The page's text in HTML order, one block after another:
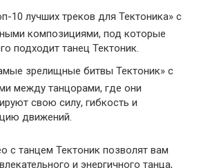
10 лучших треков для Тектоника» с
композициями, под которые
подходит танец Тектоник.
зрелищные битвы Тектоник» с
между танцорами, где они
свою силу, гибкость и
движений.
с танцем Тектоник позволят вам
и энергичного танца,